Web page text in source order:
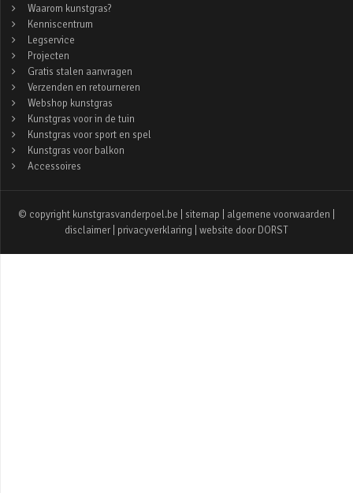
Waarom kunstgras?
Kenniscentrum
Legservice
Projecten
Gratis stalen aanvragen
Verzenden en retourneren
Webshop kunstgras
Kunstgras voor in de tuin
Kunstgras voor sport en spel
Kunstgras voor balkon
Accessoires
© copyright kunstgrasvanderpoel.be | sitemap algemene voorwaarden
disclaimer
privacyverklaring | website door DORST